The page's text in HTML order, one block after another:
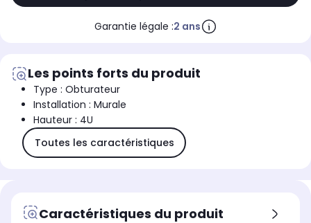
Garantie légale :2 ans
Les points forts du produit
Type : Obturateur
Installation : Murale
Hauteur : 4U
Toutes les caractéristiques
Caractéristiques du produit